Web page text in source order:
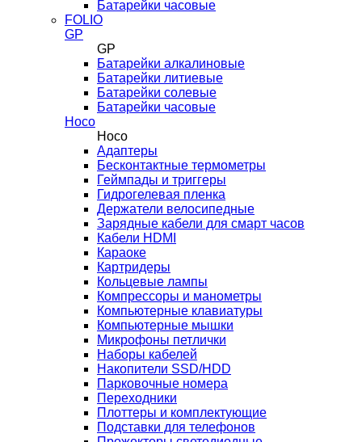
Батарейки часовые
FOLIO
GP
GP
Батарейки алкалиновые
Батарейки литиевые
Батарейки солевые
Батарейки часовые
Hoco
Hoco
Адаптеры
Бесконтактные термометры
Геймпады и триггеры
Гидрогелевая пленка
Держатели велосипедные
Зарядные кабели для смарт часов
Кабели HDMI
Караоке
Картридеры
Кольцевые лампы
Компрессоры и манометры
Компьютерные клавиатуры
Компьютерные мышки
Микрофоны петлички
Наборы кабелей
Накопители SSD/HDD
Парковочные номера
Переходники
Плоттеры и комплектующие
Подставки для телефонов